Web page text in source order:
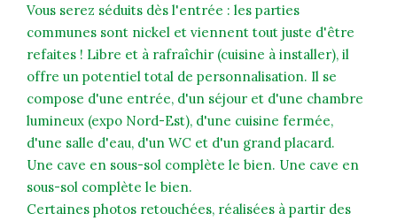
Vous serez séduits dès l'entrée : les parties
communes sont nickel et viennent tout juste d'être
refaites ! Libre et à rafraîchir (cuisine à installer), il
offre un potentiel total de personnalisation. Il se
compose d'une entrée, d'un séjour et d'une chambre
lumineux (expo Nord-Est), d'une cuisine fermée,
d'une salle d'eau, d'un WC et d'un grand placard.
Une cave en sous-sol complète le bien. Une cave en
sous-sol complète le bien.
Certaines photos retouchées, réalisées à partir des